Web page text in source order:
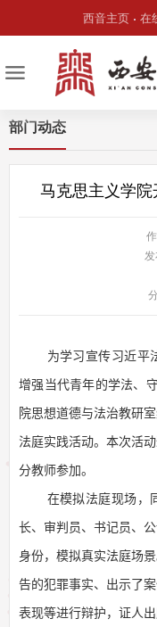
西音主页 在
部门动态
马克思主义学院
为学习宣传习近平
增强当代青年的学法、
院思想道德与法治教研
法庭实践活动。本次活
分教师参加。
在模拟法庭现场，
长、审判员、书记员、
身份，模拟真实法庭场
告的犯罪事实、出示了
表现等进行辩护，证人